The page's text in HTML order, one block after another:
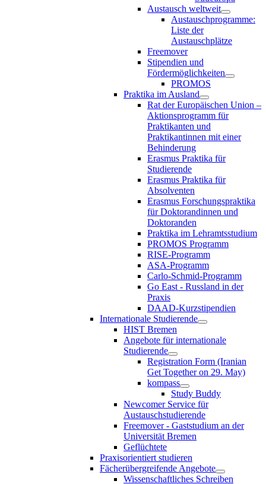
Austausch weltweit
Austauschprogramme:
Liste der
Austauschplätze
Freemover
Stipendien und
Fördermöglichkeiten
PROMOS
Praktika im Ausland
Rat der Europäischen Union –
Aktionsprogramm für
Praktikanten und
Praktikantinnen mit einer
Behinderung
Erasmus Praktika für
Studierende
Erasmus Praktika für
Absolventen
Erasmus Forschungspraktika
für Doktorandinnen und
Doktoranden
Praktika im Lehramtsstudium
PROMOS Programm
RISE-Programm
ASA-Programm
Carlo-Schmid-Programm
Go East - Russland in der
Praxis
DAAD-Kurzstipendien
Internationale Studierende
HIST Bremen
Angebote für internationale
Studierende
Registration Form (Iranian
Get Together on 29. May)
kompass
Study Buddy
Newcomer Service für
Austauschstudierende
Freemover - Gaststudium an der
Universität Bremen
Geflüchtete
Praxisorientiert studieren
Fächerübergreifende Angebote
Wissenschaftliches Schreiben